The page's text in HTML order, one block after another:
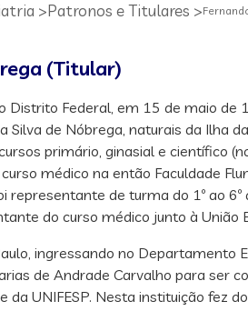
>Patronos e Titulares >
(Titular)
Distrito Federal, em 15 de maio de
Silva de Nóbrega, naturais da Ilha
primário, ginasial e científico
médico na então Faculdade
representante de turma do 1º ao 6º
do curso médico junto à União
ingressando no Departamento
de Andrade Carvalho para ser
da UNIFESP. Nesta instituição fez